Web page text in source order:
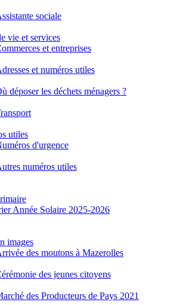
sociale
vie et services
et entreprises
et numéros utiles
déposer les déchets ménagers ?
utiles
d'urgence
numéros utiles
Année Solaire 2025-2026
images
des moutons à Mazerolles
des jeunes citoyens
des Producteurs de Pays 2021